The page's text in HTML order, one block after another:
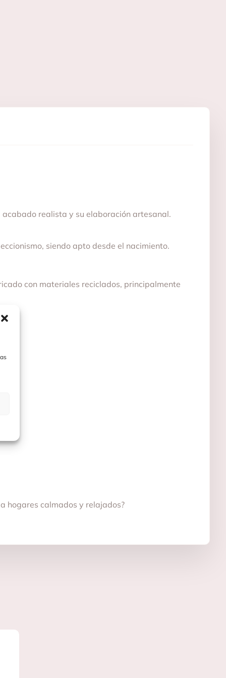
realista y su elaboración artesanal.
siendo apto desde el nacimiento.
con materiales reciclados, principalmente
hogares calmados y relajados?